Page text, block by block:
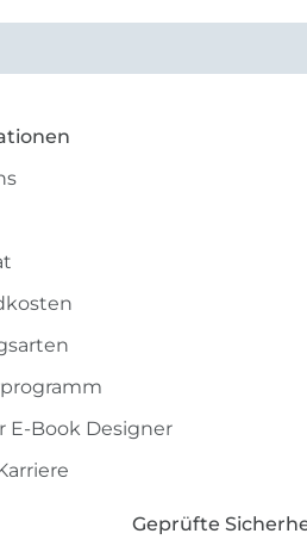
E-Book Designer
Geprüfte